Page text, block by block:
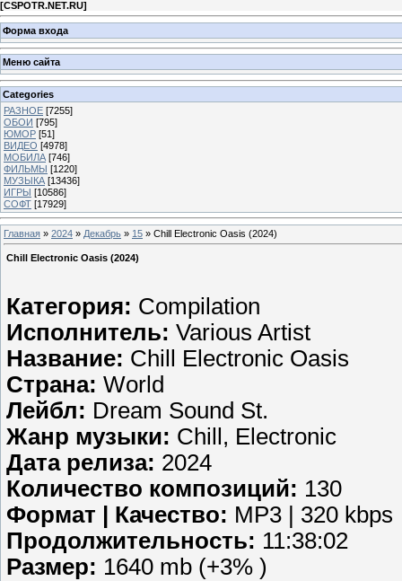
[CSPOTR.NET.RU]
Форма входа
Меню сайта
Categories
РАЗНОЕ [7255]
ОБОИ [795]
ЮМОР [51]
ВИДЕО [4978]
МОБИЛА [746]
ФИЛЬМЫ [1220]
МУЗЫКА [13436]
ИГРЫ [10586]
СОФТ [17929]
Главная » 2024 » Декабрь » 15 » Chill Electronic Oasis (2024)
Chill Electronic Oasis (2024)
Категория: Compilation
Исполнитель: Various Artist
Название: Chill Electronic Oasis
Страна: World
Лейбл: Dream Sound St.
Жанр музыки: Chill, Electronic
Дата релиза: 2024
Количество композиций: 130
Формат | Качество: MP3 | 320 kbps
Продолжительность: 11:38:02
Размер: 1640 mb (+3% )